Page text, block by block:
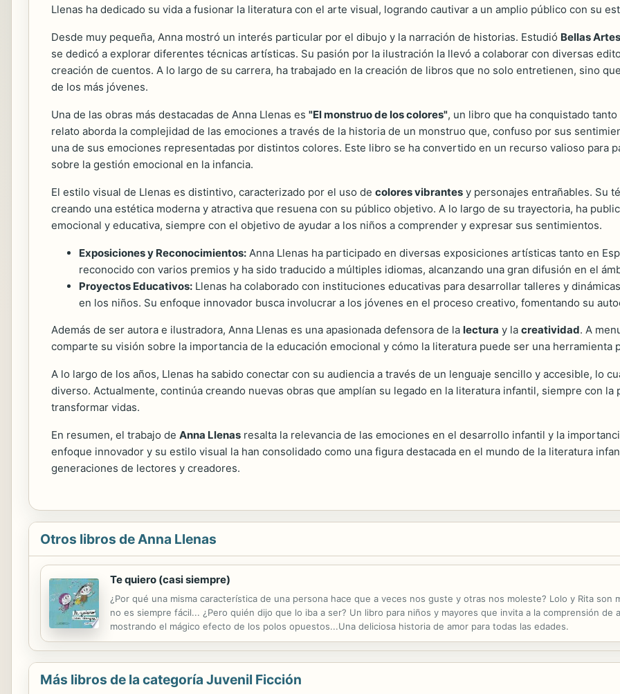
Llenas ha dedicado su vida a fusionar la literatura con el arte visual, logrando cautivar a un amplio público con su
Desde muy pequeña, Anna mostró un interés particular por el dibujo y la narración de historias. Estudió Bellas Artes
se dedicó a explorar diferentes técnicas artísticas. Su pasión por la ilustración la llevó a colaborar con diversas
creación de cuentos. A lo largo de su carrera, ha trabajado en la creación de libros que no solo entretienen, sino
de los más jóvenes.
Una de las obras más destacadas de Anna Llenas es "El monstruo de los colores", un libro que ha conquistado
relato aborda la complejidad de las emociones a través de la historia de un monstruo que, confuso por sus
una de sus emociones representadas por distintos colores. Este libro se ha convertido en un recurso valioso para
sobre la gestión emocional en la infancia.
El estilo visual de Llenas es distintivo, caracterizado por el uso de colores vibrantes y personajes entrañables. Su
creando una estética moderna y atractiva que resuena con su público objetivo. A lo largo de su trayectoria, ha
emocional y educativa, siempre con el objetivo de ayudar a los niños a comprender y expresar sus sentimientos.
Exposiciones y Reconocimientos: Anna Llenas ha participado en diversas exposiciones artísticas tanto en
reconocido con varios premios y ha sido traducido a múltiples idiomas, alcanzando una gran difusión en el
Proyectos Educativos: Llenas ha colaborado con instituciones educativas para desarrollar talleres y
en los niños. Su enfoque innovador busca involucrar a los jóvenes en el proceso creativo, fomentando su
Además de ser autora e ilustradora, Anna Llenas es una apasionada defensora de la lectura y la creatividad. A
comparte su visión sobre la importancia de la educación emocional y cómo la literatura puede ser una
A lo largo de los años, Llenas ha sabido conectar con su audiencia a través de un lenguaje sencillo y accesible, lo
diverso. Actualmente, continúa creando nuevas obras que amplían su legado en la literatura infantil, siempre con
transformar vidas.
En resumen, el trabajo de Anna Llenas resalta la relevancia de las emociones en el desarrollo infantil y la
enfoque innovador y su estilo visual la han consolidado como una figura destacada en el mundo de la literatura
generaciones de lectores y creadores.
Otros libros de Anna Llenas
Te quiero (casi siempre)
¿Por qué una misma característica de una persona hace que a veces nos guste y otras nos moleste? Lolo y Rita
no es siempre fácil... ¿Pero quién dijo que lo iba a ser? Un libro para niños y mayores que invita a la comprensión
mostrando el mágico efecto de los polos opuestos...Una deliciosa historia de amor para todas las edades.
Más libros de la categoría Juvenil Ficción